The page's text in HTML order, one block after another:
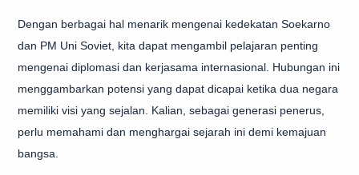
Dengan berbagai hal menarik mengenai kedekatan Soekarno
dan PM Uni Soviet, kita dapat mengambil pelajaran penting
mengenai diplomasi dan kerjasama internasional. Hubungan ini
menggambarkan potensi yang dapat dicapai ketika dua negara
memiliki visi yang sejalan. Kalian, sebagai generasi penerus,
perlu memahami dan menghargai sejarah ini demi kemajuan
bangsa.